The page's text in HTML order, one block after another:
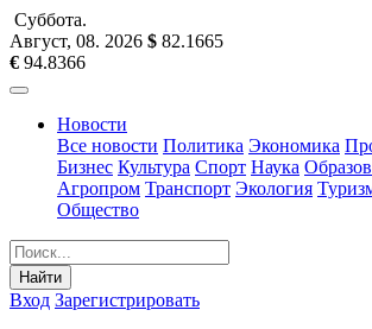
Суббота.
Август, 08. 2026 $ 82.1665
€ 94.8366
Новости
Все новости Политика Экономика
Бизнес Культура Спорт Наука
Агропром Транспорт Экология
Общество
Найти
Вход Зарегистрировать